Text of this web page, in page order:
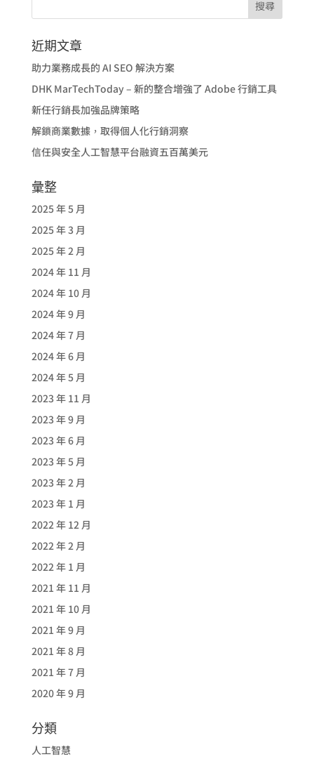
近期文章
助力業務成長的 AI SEO 解決方案
DHK MarTechToday – 新的整合增強了 Adobe 行銷工具
新任行銷長加強品牌策略
解鎖商業數據，取得個人化行銷洞察
信任與安全人工智慧平台融資五百萬美元
彙整
2025 年 5 月
2025 年 3 月
2025 年 2 月
2024 年 11 月
2024 年 10 月
2024 年 9 月
2024 年 7 月
2024 年 6 月
2024 年 5 月
2023 年 11 月
2023 年 9 月
2023 年 6 月
2023 年 5 月
2023 年 2 月
2023 年 1 月
2022 年 12 月
2022 年 2 月
2022 年 1 月
2021 年 11 月
2021 年 10 月
2021 年 9 月
2021 年 8 月
2021 年 7 月
2020 年 9 月
分類
人工智慧